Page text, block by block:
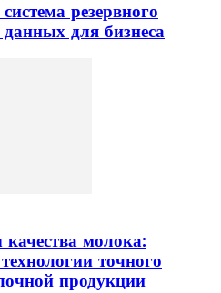
резервного
для бизнеса
молока:
точного
продукции